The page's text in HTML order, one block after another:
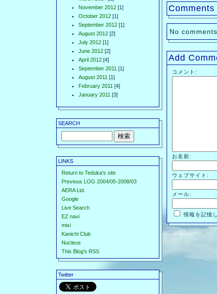
November 2012 [1]
October 2012 [1]
September 2012 [1]
August 2012 [2]
July 2012 [1]
June 2012 [2]
April 2012 [4]
September 2011 [1]
August 2011 [1]
February 2011 [4]
January 2011 [3]
SEARCH
LINKS
Return to Teduka's site
Previous LOG 2004/05-2008/03
AERA Ltd.
Google
Live Search
EZ navi
mixi
Kanichi Club
Nucleus
This Blog's RSS
Twitter
Comments
No
Add
コメント:
お名前:
ウェブサイト:
メール:
情報を記憶